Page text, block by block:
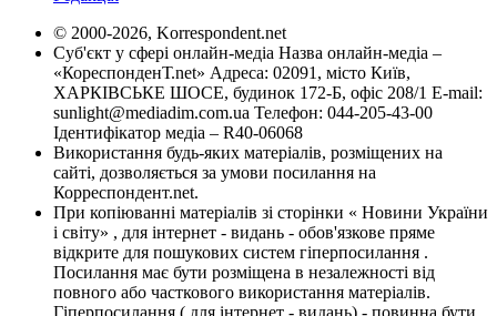
© 2000-2026, Korrespondent.net
Суб'єкт у сфері онлайн-медіа Назва онлайн-медіа –
«КореспонденТ.net» Адреса: 02091, місто Київ,
ХАРКІВСЬКЕ ШОСЕ, будинок 172-Б, офіс 208/1 E-mail:
sunlight@mediadim.com.ua Телефон: 044-205-43-00
Ідентифікатор медіа – R40-06068
Використання будь-яких матеріалів, розміщених на
сайті, дозволяється за умови посилання на
Корреспондент.net.
При копіюванні матеріалів зі сторінки « Новини України
і світу» , для інтернет - видань - обов'язкове пряме
відкрите для пошукових систем гіперпосилання .
Посилання має бути розміщена в незалежності від
повного або часткового використання матеріалів.
Гіперпосилання ( для інтернет - видань) - повинна бути